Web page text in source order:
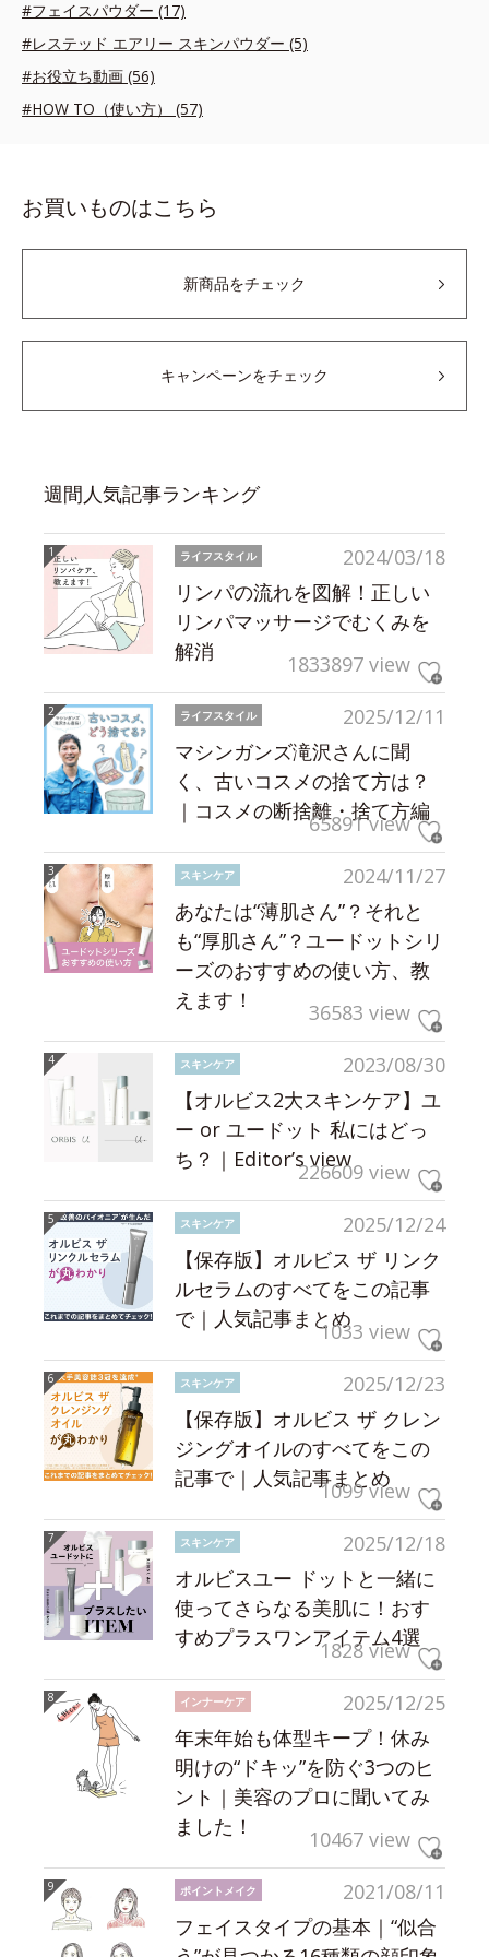
#フェイスパウダー (17)
#レステッド エアリー スキンパウダー (5)
#お役立ち動画 (56)
#HOW TO（使い方） (57)
お買いものはこちら
新商品をチェック
キャンペーンをチェック
週間人気記事ランキング
2024/03/18
ライフスタイル
リンパの流れを図解！正しい
リンパマッサージでむくみを
解消
1833897 view
2025/12/11
ライフスタイル
マシンガンズ滝沢さんに聞
く、古いコスメの捨て方は？
｜コスメの断捨離・捨て方編
65891 view
2024/11/27
スキンケア
あなたは“薄肌さん”？それと
も“厚肌さん”？ユードットシリ
ーズのおすすめの使い方、教
えます！
36583 view
2023/08/30
スキンケア
【オルビス2大スキンケア】ユ
ー or ユードット 私にはどっ
ち？｜Editor’s view226609 view
2025/12/24
スキンケア
【保存版】オルビス ザ リンク
ルセラムのすべてをこの記事
で｜人気記事まとめ1033 view
2025/12/23
スキンケア
【保存版】オルビス ザ クレン
ジングオイルのすべてをこの
記事で｜人気記事まとめ
1099 view
2025/12/18
スキンケア
オルビスユー ドットと一緒に
使ってさらなる美肌に！おす
すめプラスワンアイテム4選
1828 view
2025/12/25
インナーケア
年末年始も体型キープ！休み
明けの“ドキッ”を防ぐ3つのヒ
ント｜美容のプロに聞いてみ
ました！
10467 view
2021/08/11
ポイントメイク
フェイスタイプの基本｜“似合